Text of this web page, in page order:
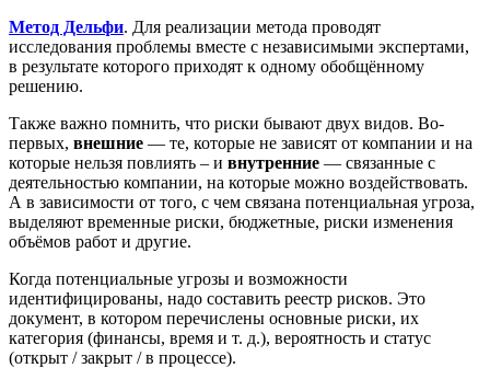
Метод Дельфи. Для реализации метода проводят
исследования проблемы вместе с независимыми экспертами,
в результате которого приходят к одному обобщённому
решению.
Также важно помнить, что риски бывают двух видов. Во-
первых, внешние — те, которые не зависят от компании и на
которые нельзя повлиять – и внутренние — связанные с
деятельностью компании, на которые можно воздействовать.
А в зависимости от того, с чем связана потенциальная угроза,
выделяют временные риски, бюджетные, риски изменения
объёмов работ и другие.
Когда потенциальные угрозы и возможности
идентифицированы, надо составить реестр рисков. Это
документ, в котором перечислены основные риски, их
категория (финансы, время и т. д.), вероятность и статус
(открыт / закрыт / в процессе).